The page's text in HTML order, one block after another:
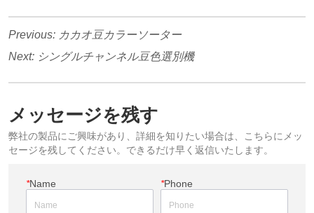
Previous: カカオ豆カラーソーター
Next: シングルチャンネル豆色選別機
メッセージを残す
弊社の製品にご興味があり、詳細を知りたい場合は、こちらにメッ
セージを残してください。できるだけ早く返信いたします。
*Name *Phone